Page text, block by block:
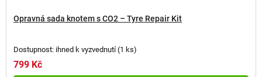
Opravná sada knotem s CO2 – Tyre Repair Kit
Dostupnost: ihned k vyzvednutí(1 ks)
799 Kč